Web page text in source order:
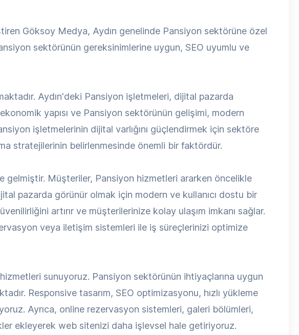
Göksoy Medya, Aydın genelinde Pansiyon sektörüne özel
sektörünün gereksinimlerine uygun, SEO uyumlu ve
Aydın'deki Pansiyon işletmeleri, dijital pazarda
yapısı ve Pansiyon sektörünün gelişimi, modern
işletmelerinin dijital varlığını güçlendirmek için sektöre
stratejilerinin belirlenmesinde önemli bir faktördür.
Müşteriler, Pansiyon hizmetleri ararken öncelikle
pazarda görünür olmak için modern ve kullanıcı dostu bir
artırır ve müşterilerinize kolay ulaşım imkanı sağlar.
veya iletişim sistemleri ile iş süreçlerinizi optimize
sunuyoruz. Pansiyon sektörünün ihtiyaçlarına uygun
Responsive tasarım, SEO optimizasyonu, hızlı yükleme
Ayrıca, online rezervasyon sistemleri, galeri bölümleri,
ekleyerek web sitenizi daha işlevsel hale getiriyoruz.